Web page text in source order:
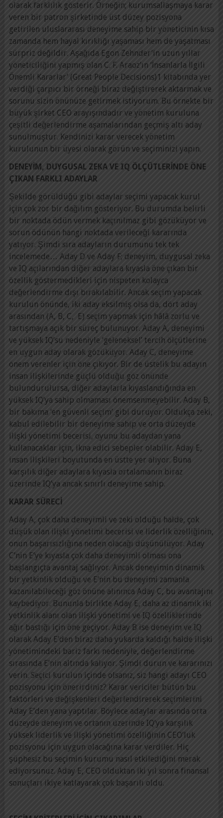
olarak farklılık gösterir. Örneğin; kurumsallaşmaya karar
veren bir patron şirketinde üst düzey pozisyona
getirilen uluslararası deneyime sahip bir yöneticinin kısa
zamanda hem hayal kırıklığı yaşaması hem de yaşatması
sürpriz değildir. Aşağıda Egon Zehnder’in uzun yıllar
yöneticiliğini yapmış olan C. F. Araoz’ın ‘İnsanlarla İlgili
Önemli Kararlar’ (Great People Decisions)1 kitabında yer
verdiği çarpıcı bir örneği biraz değiştirerek aktarmak ve
sorunu sizin önünüze getirmek istiyorum. Bu örnekte bir
büyük şirket CEO arayışındadır ve yönetim kuruluna
çeşitli değerlendirme aşamalarından geçmiş altı aday
sunulmuştur. Kendinizi karar verecek yönetim
kurulunun bir üyesi olarak görün ve seçiminizi yapın.
DENEYİM, DUYGUSAL ZEKA VE IQ ÖLÇÜTLERİNDE ÖNE
ÇIKAN FARKLI ADAYLAR
Şekilde görüldüğü gibi adaylar seçimi yapacak kurul
için çok zor bir dağılım gösteriyor. Bu durumda belirli
bir noktada ödün vermek kaçınılmaz gibi gözüküyor ve
sorun ödünün hangi noktada verileceği kararında
yatıyor. Şimdi sıra adayların durumunu tek tek
incelemede… Aday D ve Aday F; deneyim, duygusal zeka
ve IQ açılarından diğer adaylara kıyasla öne çıkan bir
özellik göstermedikleri için nispeten kolayca
değerlendirme dışı bırakılabilir. Ancak seçim yapacak
kurulun önünde, iki aday eksilmiş olsa da, dört aday
arasından (A, B, C, E) seçim yapmak için hâlâ zorlu ve
tartışmaya açık bir süreç bulunuyor. Aday A, deneyimi
ve yüksek IQ’su nedeniyle ‘geleneksel’ tercih ölçütlerine
en uygun aday olarak gözüküyor. Aday C, deneyime
önem verenler için öne çıkıyor. Bir de üstelik bu adayın
insan ilişkilerinde güçlü olduğu göz önünde
bulundurulursa, diğer adaylarla kıyaslandığında en
yüksek IQ’ya sahip olmaması önemsenmeyebilir. Aday B,
bir bakıma ‘en güvenli seçim’ gibi duruyor. Oldukça zeki,
kabul edilebilir bir deneyime sahip ve orta düzeyde
ilişki yönetimi becerisi, oyunu bu adaydan yana
kullanacaklar için, ikna edici sebepler olabilir. Aday E,
insan ilişkileri boyutunda en üstte yer alıyor. Buna
karşılık diğer adaylara kıyasla ortalamanın biraz
üzerinde IQ’ya ancak sınırlı deneyime sahip.
KARAR SÜRECİ
Aday A, çok daha deneyimli ve zeki olduğu halde, çok
düşük olan ilişki yönetimi becerisi ve liderlik özelliğinin,
onun başarısızlığına neden olacağı düşünülüyor. Aday
C’nin E’ye kıyasla çok daha deneyimli olması ona
başlangıçta avantaj sağlıyor. Ancak deneyimin dinamik
bir yetkinlik olduğu ve E’nin bu deneyimi zamanla
kazanılabileceği göz önüne alınınca Aday C, bu avantajını
kaybediyor. Bununla birlikte Aday E, daha az dinamik iki
yetkinlik alanı olan ilişki yönetimi ve IQ özelliklerinde
ağır bastığı için öne geçiyor. Aday B ise deneyim ve IQ
olarak Aday E’den biraz daha yukarda kaldığı halde ilişki
yönetimindeki bariz farkı nedeniyle, değerlendirme
sırasında E’nin altında kalıyor. Şimdi durun ve kararınızı
verin. Seçici kurulun içinde olsanız, siz hangi adayı CEO
pozisyonu için önerirdiniz? Karar vericiler bütün bu
faktörleri ve değişkenleri değerlendirerek seçimlerini
Aday E’den yana yaptılar. Böylece adaylar arasında orta
düzeyde deneyim ve ortanın üzerinde IQ’ya karşılık
yüksek liderlik ve ilişki yönetimi özelliğinin CEO’luk
pozisyonu için uygun olacağına karar verdiler. Hiç
şüphesiz bu seçimin kurumu nasıl etkilediğini merak
ediyorsunuz. Aday E, CEO olduktan iki yıl sonra finansal
sonuçları ikiye katlayarak çok başarılı oldu.